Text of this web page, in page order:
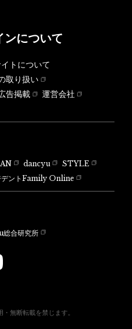
ンについて
トについて
取り扱い
告掲載
運営会社
dancyu
STYLE
デントFamily Online
合研究所
無断転載を禁じます。